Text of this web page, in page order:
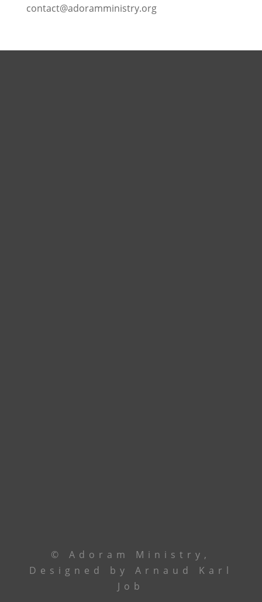
contact@adoramministry.org
© Adoram Ministry,
Designed by Arnaud Karl
Job